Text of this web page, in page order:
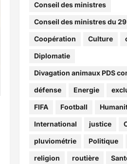
Conseil des ministres
Conseil des ministres du
Coopération Culture
Diplomatie
Divagation animaux PDS
défense Energie
FIFA Football
International justice
pluviométrie Politique
religion routière